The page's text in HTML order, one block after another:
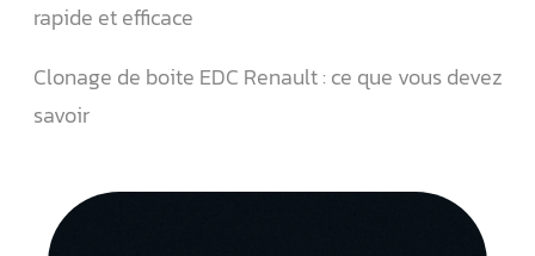
rapide et efficace
Clonage de boite EDC Renault : ce que vous devez
savoir